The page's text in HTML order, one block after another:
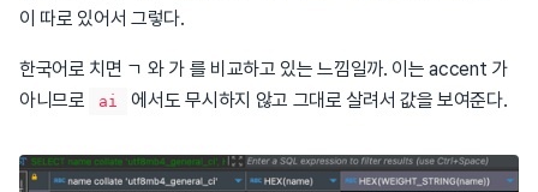
이 따로 있어서 그렇다.
한국어로 치면 ㄱ 와 가 를 비교하고 있는 느낌일까. 이는 accent 가
아니므로
ai 에서도 무시하지 않고 그대로 살려서 값을 보여준다.